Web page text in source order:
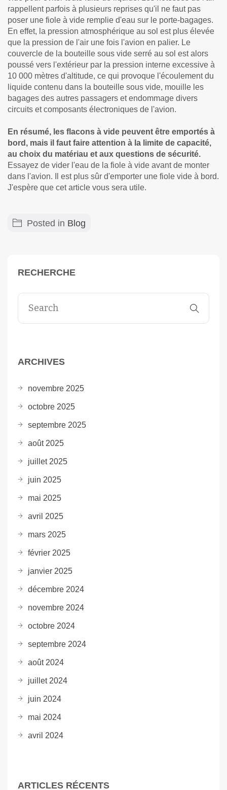
rappellent parfois à plusieurs reprises qu'il ne faut pas
poser une fiole à vide remplie d'eau sur le porte-bagages.
En effet, la pression atmosphérique au sol est plus élevée
que la pression de l'air une fois l'avion en palier. Le
couvercle de la bouteille sous vide serré au sol est alors
poussé vers l'extérieur par la pression interne excessive à
10 000 mètres d'altitude, ce qui provoque l'écoulement du
liquide contenu dans la bouteille sous vide, mouille les
bagages des autres passagers et endommage divers
circuits et composants électroniques de l'avion.
En résumé, les flacons à vide peuvent être emportés à
bord, mais il faut faire attention à la limite de capacité,
au choix du matériau et aux questions de sécurité.
Essayez de vider l'eau de la fiole à vide avant de monter
dans l'avion. Il est plus sûr d'emporter une fiole vide à bord.
J'espère que cet article vous sera utile.
Posted in Blog
RECHERCHE
ARCHIVES
novembre 2025
octobre 2025
septembre 2025
août 2025
juillet 2025
juin 2025
mai 2025
avril 2025
mars 2025
février 2025
janvier 2025
décembre 2024
novembre 2024
octobre 2024
septembre 2024
août 2024
juillet 2024
juin 2024
mai 2024
avril 2024
ARTICLES RÉCENTS